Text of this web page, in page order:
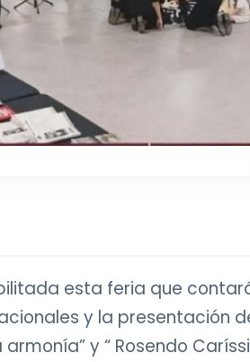
esta feria que
y la presentación
y “ Rosendo